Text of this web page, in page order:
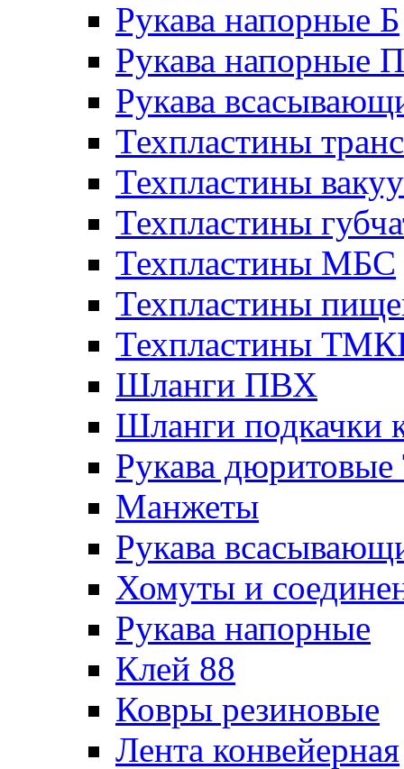
Рукава напорные Б
Рукава напорные П
Рукава
Техпластины
Техпластины
Техпластины
Техпластины МБС
Техпластины
Техпластины
Шланги ПВХ
Шланги подкачки
Рукава
Манжеты
Рукава
Хомуты и
Рукава напорные
Клей 88
Ковры резиновые
Лента конвейерная